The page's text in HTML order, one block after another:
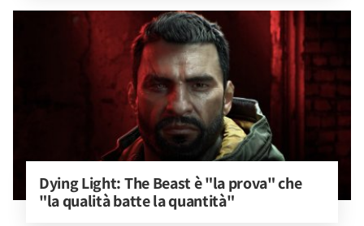
Dying Light: The Beast è "la prova" che
"la qualità batte la quantità"